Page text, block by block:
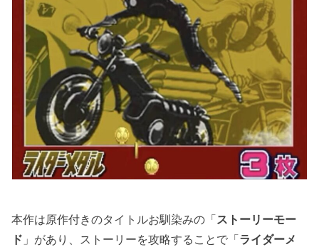
本作は原作付きのタイトルお馴染みの「ストーリーモー
ド 」があり、ストーリーを攻略することで「ライダーメ